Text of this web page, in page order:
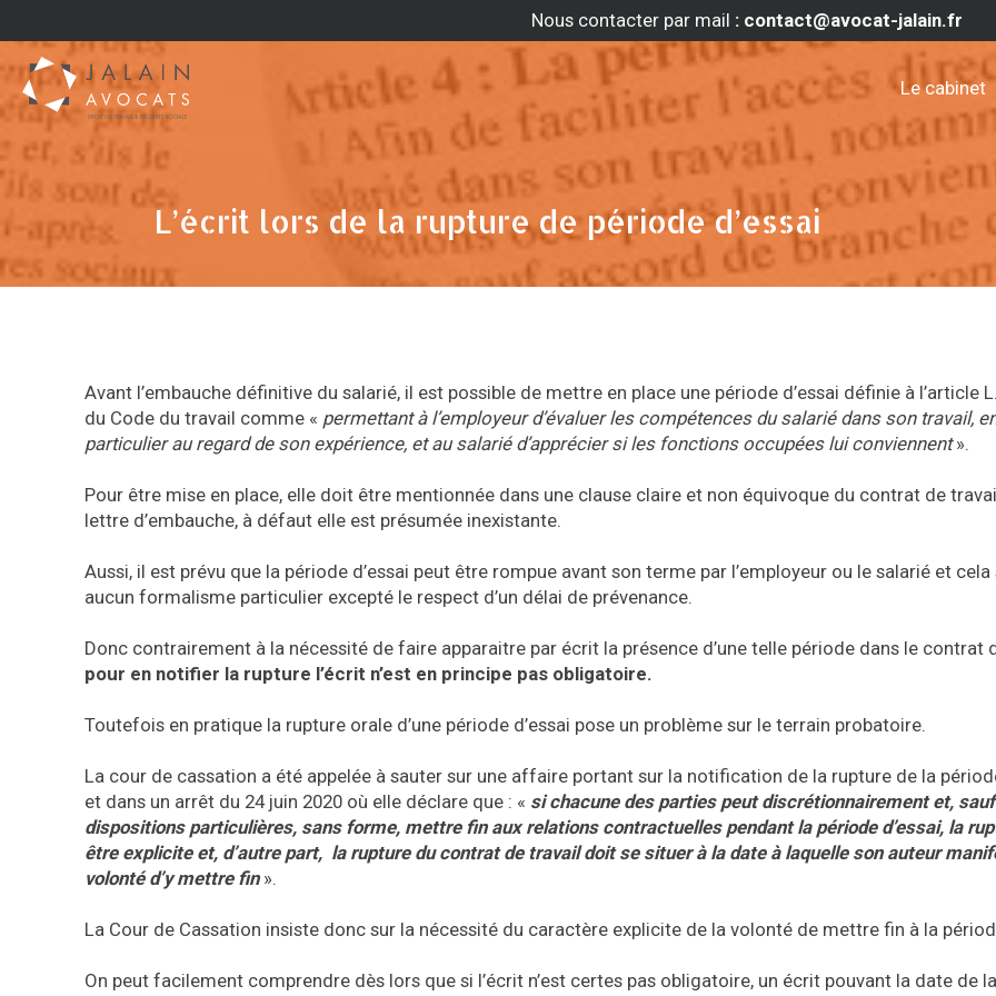
Nous contacter par mail : contact@avocat-jalain.fr
Le cabinet
L’écrit lors de la rupture de période d’essai
Avant l’embauche définitive du salarié, il est possible de mettre en place une période d’essai définie à l’article
du Code du travail comme « permettant à l’employeur d’évaluer les compétences du salarié dans son travail,
particulier au regard de son expérience, et au salarié d’apprécier si les fonctions occupées lui conviennent».
Pour être mise en place, elle doit être mentionnée dans une clause claire et non équivoque du contrat de
lettre d’embauche, à défaut elle est présumée inexistante.
Aussi, il est prévu que la période d’essai peut être rompue avant son terme par l’employeur ou le salarié et cela
aucun formalisme particulier excepté le respect d’un délai de prévenance.
Donc contrairement à la nécessité de faire apparaitre par écrit la présence d’une telle période dans le contrat
pour en notifier la rupture l’écrit n’est en principe pas obligatoire.
Toutefois en pratique la rupture orale d’une période d’essai pose un problème sur le terrain probatoire.
La cour de cassation a été appelée à sauter sur une affaire portant sur la notification de la rupture de la
et dans un arrêt du 24 juin 2020 où elle déclare que : « si chacune des parties peut discrétionnairement et, sauf
dispositions particulières, sans forme, mettre fin aux relations contractuelles pendant la période d’essai, la
être explicite et, d’autre part, la rupture du contrat de travail doit se situer à la date à laquelle son auteur
volonté d’y mettre fin ».
La Cour de Cassation insiste donc sur la nécessité du caractère explicite de la volonté de mettre fin à la
On peut facilement comprendre dès lors que si l’écrit n’est certes pas obligatoire, un écrit pouvant la date de